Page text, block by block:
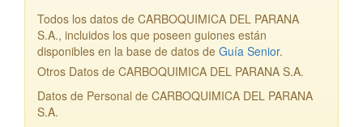
Todos los datos de CARBOQUIMICA DEL PARANA
S.A., incluidos los que poseen guiones están
disponibles en la base de datos de Guía Senior.
Otros Datos de CARBOQUIMICA DEL PARANA S.A.
Datos de Personal de CARBOQUIMICA DEL PARANA
S.A.